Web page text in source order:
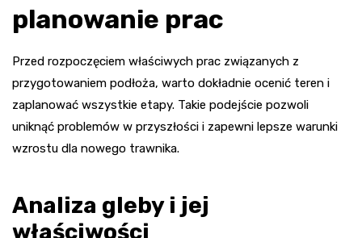
planowanie prac
Przed rozpoczęciem właściwych prac związanych z
przygotowaniem podłoża, warto dokładnie ocenić teren i
zaplanować wszystkie etapy. Takie podejście pozwoli
uniknąć problemów w przyszłości i zapewni lepsze warunki
wzrostu dla nowego trawnika.
Analiza gleby i jej
właściwości